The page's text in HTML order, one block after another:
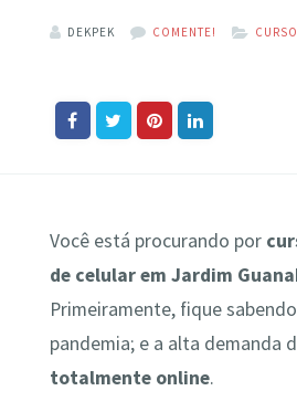
DEKPEK COMENTE!
Você está procurando por
de celular em Jardim
Primeiramente, fique
pandemia; e a alta demanda
totalmente online.